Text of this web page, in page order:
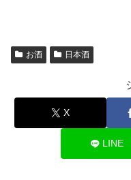
お酒 日本酒
X
LINE